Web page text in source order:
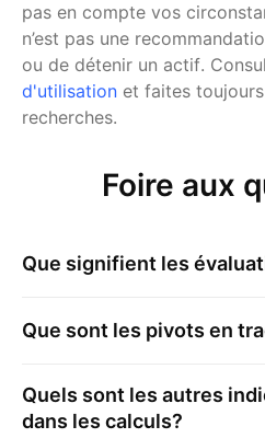
pas en compte vos
n’est pas une
ou de détenir un actif.
d'utilisation et faites
recherches.
Foire aux
Que signifient les
Que sont les pivots en
Quels sont les autres
dans les calculs?